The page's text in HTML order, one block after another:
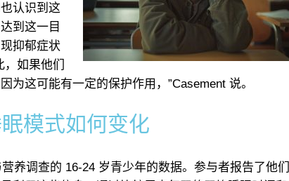
认识到这
到这一目
抑郁症状
如果他们
这可能有一定的保护作用，”Casement 说。
模式如何变化
养调查的 16-24 岁青少年的数据。参与者报告了他们